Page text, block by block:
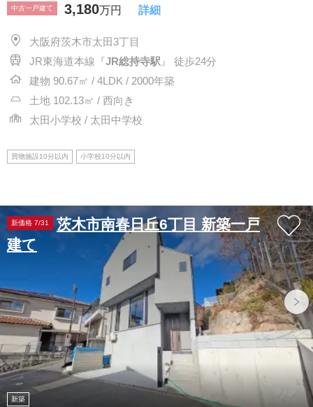
中古一戸建て 3,180万円 詳細
大阪府茨木市太田3丁目
JR東海道本線『JR総持寺駅 』 徒歩24分
建物 90.67㎡ / 4LDK / 2000年築
土地 102.13㎡ / 西向き
太田小学校 / 太田中学校
買物施設10分以内 小学校10分以内
新価格 7/31
茨木市南春日丘6丁目 新築一戸
建て
新築